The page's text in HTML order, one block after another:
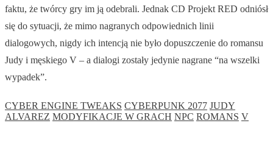
faktu, że twórcy gry im ją odebrali. Jednak CD Projekt RED odniósł
się do sytuacji, że mimo nagranych odpowiednich linii
dialogowych, nigdy ich intencją nie było dopuszczenie do romansu
Judy i męskiego V – a dialogi zostały jedynie nagrane “na wszelki
wypadek”.
CYBER ENGINE TWEAKS CYBERPUNK 2077 JUDY
ALVAREZ MODYFIKACJE W GRACH NPC ROMANS V